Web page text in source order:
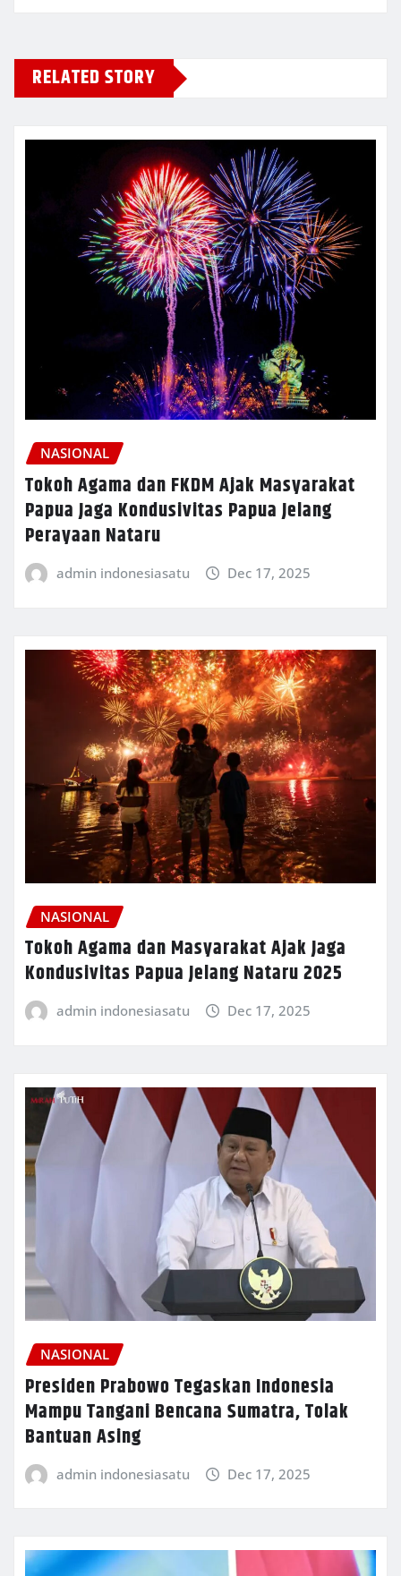
RELATED STORY
NASIONAL
Tokoh Agama dan FKDM Ajak Masyarakat
Papua Jaga Kondusivitas Papua Jelang
Perayaan Nataru
admin indonesiasatu Dec 17, 2025
NASIONAL
Tokoh Agama dan Masyarakat Ajak Jaga
Kondusivitas Papua Jelang Nataru 2025
admin indonesiasatu Dec 17, 2025
NASIONAL
Presiden Prabowo Tegaskan Indonesia
Mampu Tangani Bencana Sumatra, Tolak
Bantuan Asing
admin indonesiasatu Dec 17, 2025